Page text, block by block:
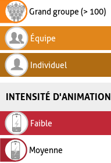
Grand groupe (> 100)
Équipe
Individuel
INTENSITÉ D'ANIMATION
Faible
Moyenne